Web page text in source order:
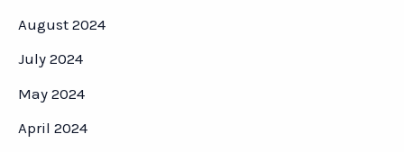
August 2024
July 2024
May 2024
April 2024